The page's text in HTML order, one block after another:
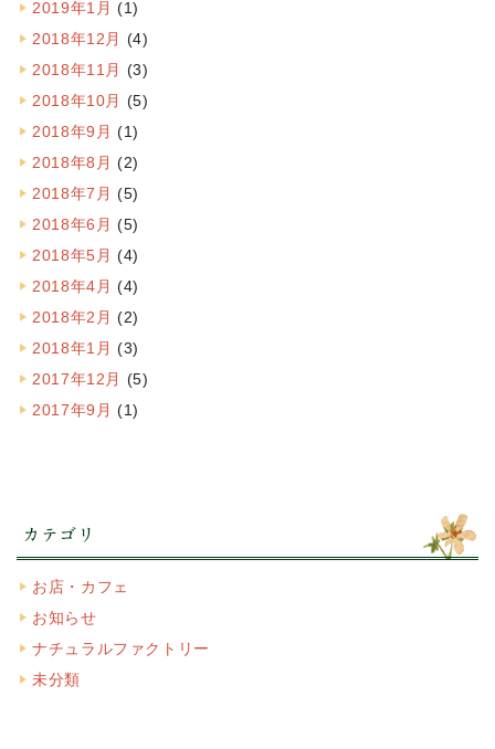
2019年1月 (1)
2018年12月 (4)
2018年11月 (3)
2018年10月 (5)
2018年9月 (1)
2018年8月 (2)
2018年7月 (5)
2018年6月 (5)
2018年5月 (4)
2018年4月 (4)
2018年2月 (2)
2018年1月 (3)
2017年12月 (5)
2017年9月 (1)
カテゴリ
お店・カフェ
お知らせ
ナチュラルファクトリー
未分類